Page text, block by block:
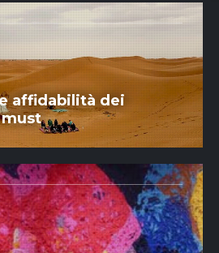
affidabilità dei